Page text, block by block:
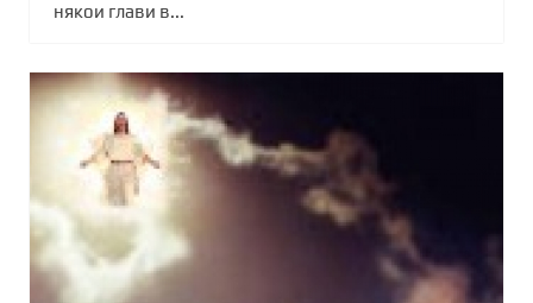
някои глави в...